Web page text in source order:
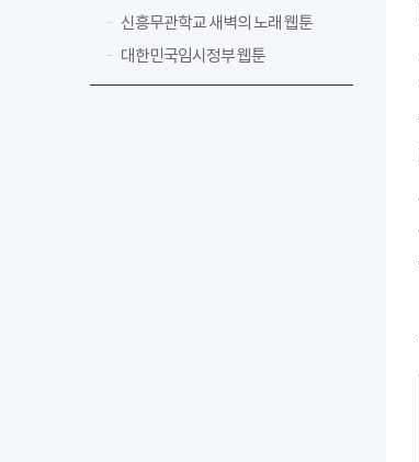
신흥무관학교 새벽의 노래 웹툰
대한민국임시정부 웹툰